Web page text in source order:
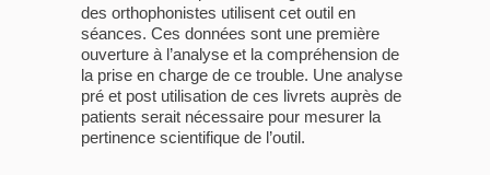
des orthophonistes utilisent cet outil en
séances. Ces données sont une première
ouverture à l’analyse et la compréhension de
la prise en charge de ce trouble. Une analyse
pré et post utilisation de ces livrets auprès de
patients serait nécessaire pour mesurer la
pertinence scientifique de l’outil.